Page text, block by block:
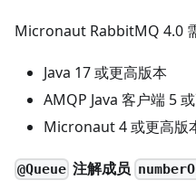
Micronaut RabbitMQ 4.0
Java 17 或更高版本
AMQP Java 客户端 5
Micronaut 4 或更高版
@Queue 注解成员